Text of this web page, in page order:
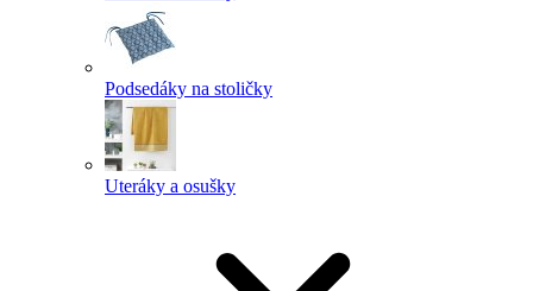
Podsedáky na stoličky
Uteráky a osušky